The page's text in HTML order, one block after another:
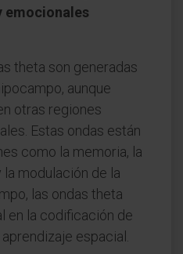
emocionales
theta son generadas
aunque
otras regiones
Estas ondas están
como la memoria, la
modulación de la
las ondas theta
en la codificación de
espacial.